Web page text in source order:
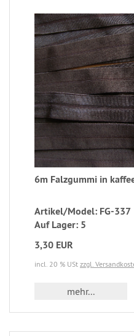
6m Falzgummi in
Artikel/Model: FG-337
Auf Lager: 5
3,30 EUR
incl. 20 % USt zzgl.
mehr...